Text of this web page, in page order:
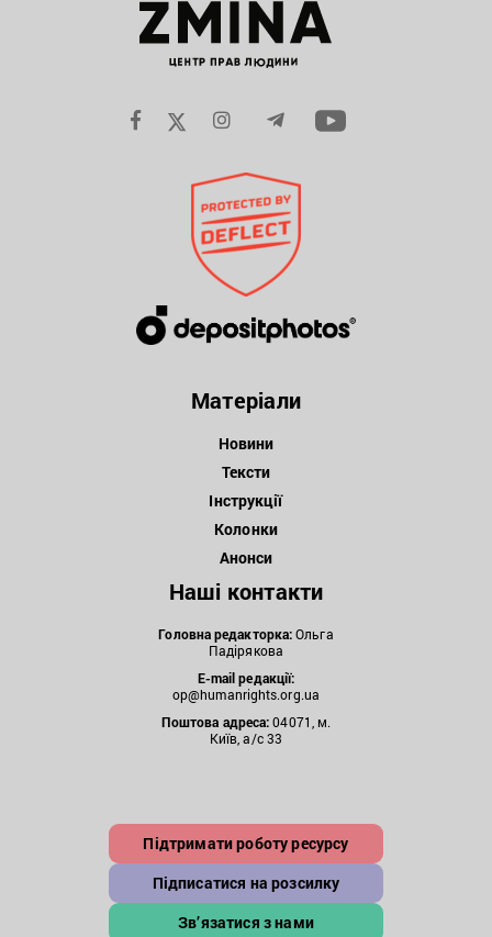
Матеріали
Новини
Тексти
Інструкції
Колонки
Анонси
Наші контакти
Головна редакторка:Ольга
Падірякова
E-mail редакції:
op@humanrights.org.ua
Поштова адреса:04071, м.
Київ, а/с 33
Підтримати роботу ресурсу
Підписатися на розсилку
Зв’язатися з нами